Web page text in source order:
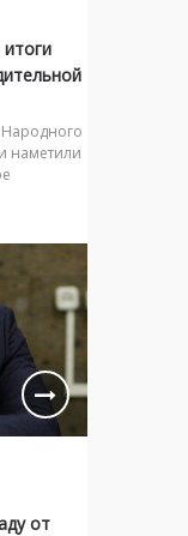
наметили
от